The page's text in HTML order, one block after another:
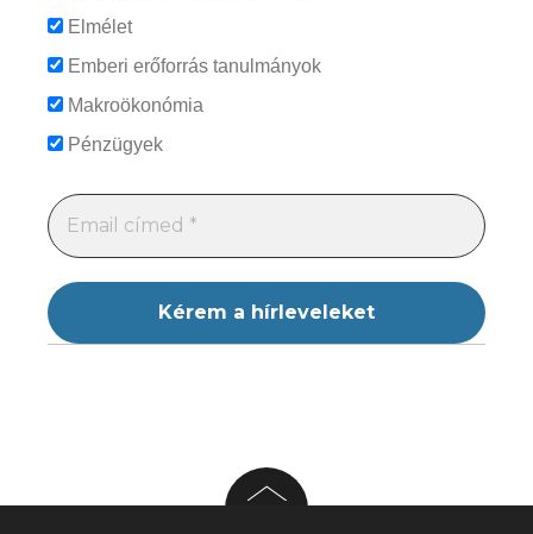
Elmélet
Emberi erőforrás tanulmányok
Makroökonómia
Pénzügyek